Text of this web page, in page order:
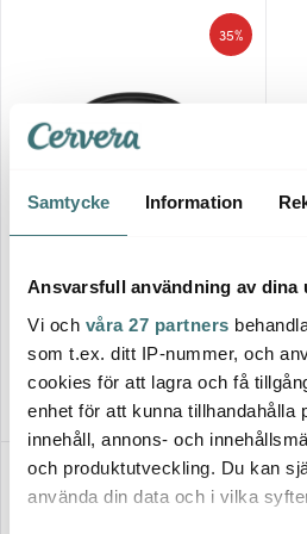
Samtycke Information
Ansvarsfull användning av dina
Vi och våra 27 partners
som t.ex. ditt IP-nummer, och
cookies för att lagra och få
enhet för att kunna tillhandahålla
innehåll, annons- och
och produktutveckling. Du kan
använda din data och i vilka
Eva Solo
cm Svart
324 kr 499 kr
35%
I lager